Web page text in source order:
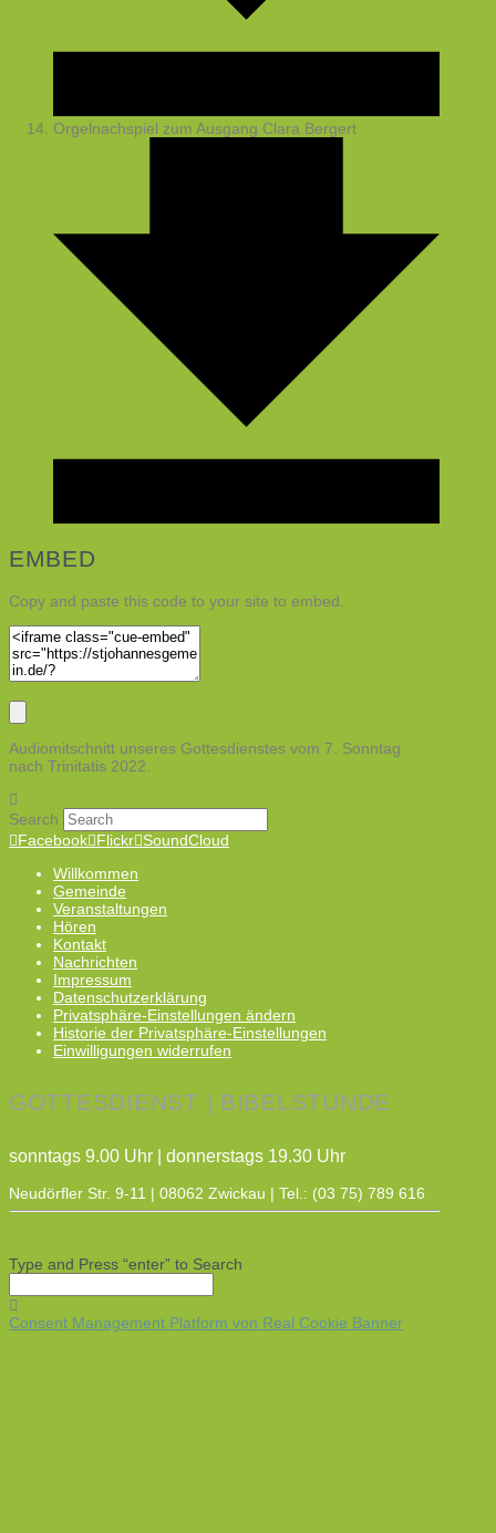
Orgelnachspiel zum Ausgang Clara Bergert
EMBED
Copy and paste this code to your site to embed.
Audiomitschnitt unseres Gottesdienstes vom 7. Sonntag
nach Trinitatis 2022.
Search
Facebook Flickr SoundCloud
Willkommen
Gemeinde
Veranstaltungen
Hören
Kontakt
Nachrichten
Impressum
Datenschutzerklärung
Privatsphäre-Einstellungen ändern
Historie der Privatsphäre-Einstellungen
Einwilligungen widerrufen
GOTTESDIENST | BIBELSTUNDE
sonntags 9.00 Uhr | donnerstags 19.30 Uhr
Neudörfler Str. 9-11 | 08062 Zwickau | Tel.: (03 75) 789 616
Type and Press “enter” to Search
Consent Management Platform von Real Cookie Banner